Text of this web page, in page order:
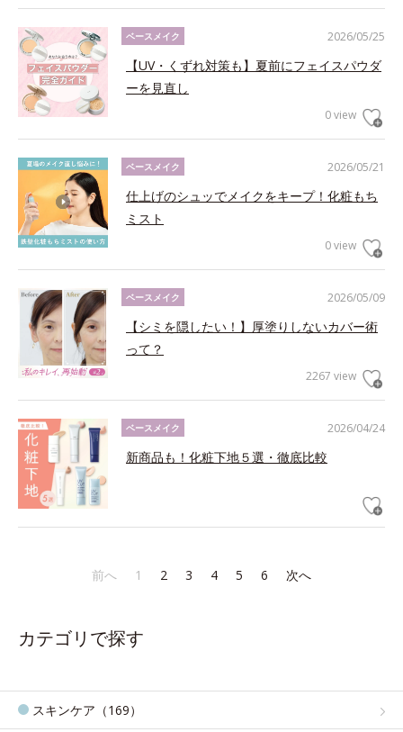
2026/05/25
ベースメイク
【UV・くずれ対策も】夏前にフェイスパウダ
ーを見直し
0 view
2026/05/21
ベースメイク
仕上げのシュッでメイクをキープ！化粧もち
ミスト
0 view
2026/05/09
ベースメイク
【シミを隠したい！】厚塗りしないカバー術
って？
2267 view
2026/04/24
ベースメイク
新商品も！化粧下地５選・徹底比較
前へ 1 2 3 4 5 6 次へ
カテゴリで探す
スキンケア（169）